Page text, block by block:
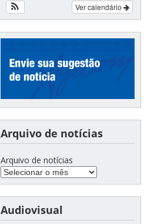
Ver calendário
Arquivo de notícias
Arquivo de notícias
Audiovisual